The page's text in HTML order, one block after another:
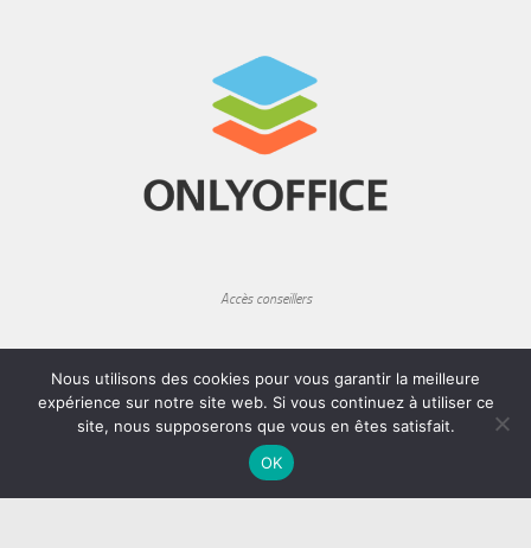
Accès conseillers
Rechercher
Rechercher
Nous utilisons des cookies pour vous garantir la meilleure
expérience sur notre site web. Si vous continuez à utiliser ce
site, nous supposerons que vous en êtes satisfait.
OK